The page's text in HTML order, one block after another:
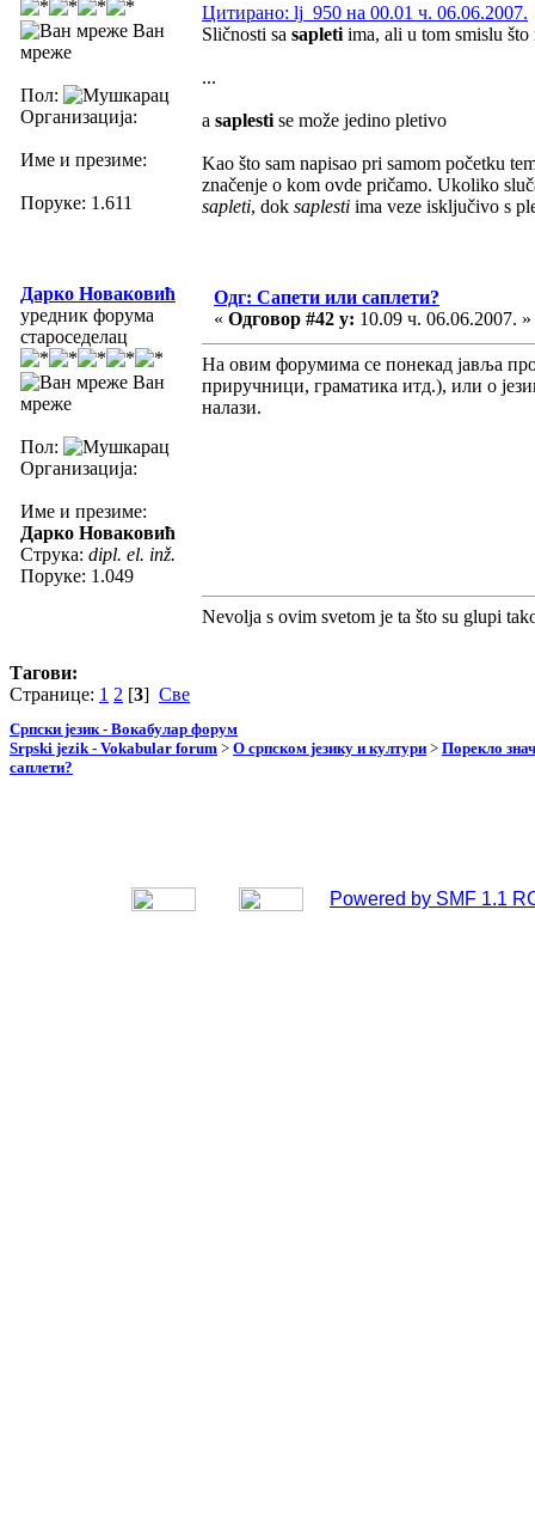
Ван
мреже
Пол:
Организација:
Име и презиме:
Поруке: 1.611
Цитирано: lj_950 на 00.01 ч. 06.06.2007.
Sličnosti sa sapleti ima, ali u tom smislu
...
a saplesti se može jedino pletivo
Kao što sam napisao pri samom početku
značenje o kom ovde pričamo. Ukoliko
sapleti, dok saplesti ima veze isključivo s
Дарко Новаковић
уредник форума
староседелац
Ван
мреже
Пол:
Организација:
Име и презиме:
Дарко Новаковић
Струка: dipl. el. inž.
Поруке: 1.049
Одг: Сапети или саплети?
« Одговор #42 у: 10.09 ч. 06.06.2007. »
На овим форумима се понекад јавља
приручници, граматика итд.), или о
налази.
Nevolja s ovim svetom je ta što su glupi
Тагови:
Странице: 1 2 [3] Све
Српски језик - Вокабулар форум
Srpski jezik - Vokabular forum > О српском језику и култури > Порекло
саплети?
Powered by SMF 1.1